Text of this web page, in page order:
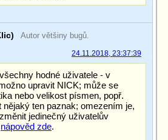
Autor většiny bugů.
24.11.2018, 23:37:39
hodné uživatele - v
upravit NICK; může se
nebo velikost písmen, popř.
nějaký ten paznak; omezením je,
jedinečný uživatelův
nápověd zde.